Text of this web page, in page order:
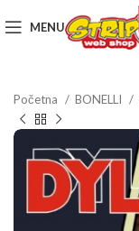
MENU
Početna BONELLI